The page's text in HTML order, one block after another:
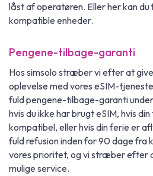
låst af operatøren. Eller her kan du
kompatible enheder.
Pengene-tilbage-garanti
Hos simsolo stræber vi efter at
oplevelse med vores eSIM-
fuld pengene-tilbage-garanti
hvis du ikke har brugt eSIM, hvis
kompatibel, eller hvis din ferie er
fuld refusion inden for 90 dage fra
vores prioritet, og vi stræber efter
mulige service.